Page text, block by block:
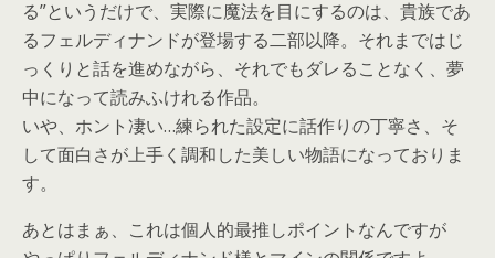
る”というだけで、実際に魔法を目にするのは、貴族であ
るフェルディナンドが登場する二部以降。それまではじ
っくりと話を進めながら、それでもダレることなく、夢
中になって読みふけれる作品。
いや、ホント凄い…練られた設定に話作りの丁寧さ、そ
して面白さが上手く調和した美しい物語になっておりま
す。
あとはまぁ、これは個人的最推しポイントなんですが